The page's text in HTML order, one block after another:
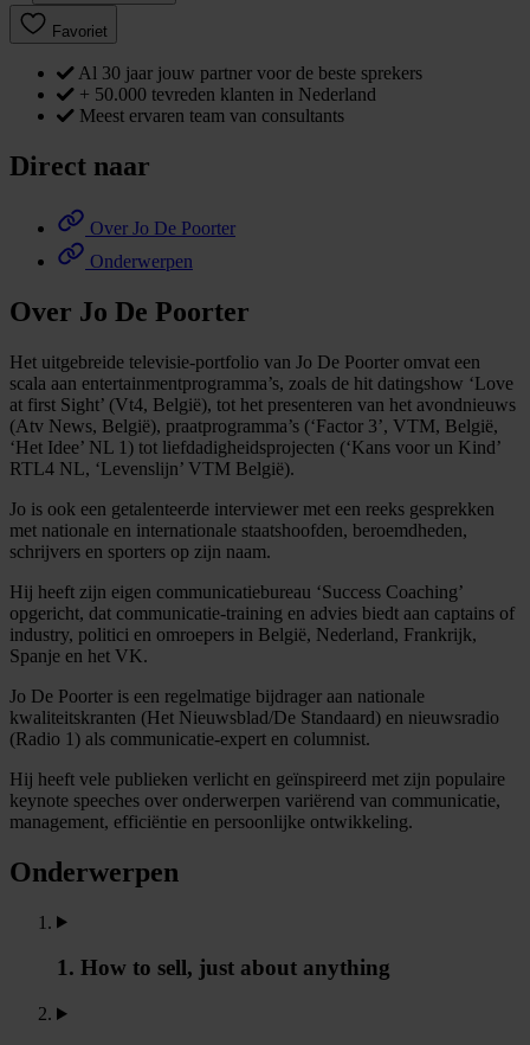
Favoriet
Al 30 jaar jouw partner voor de beste sprekers
+ 50.000 tevreden klanten in Nederland
Meest ervaren team van consultants
Direct naar
Over Jo De Poorter
Onderwerpen
Over Jo De Poorter
Het uitgebreide televisie-portfolio van Jo De Poorter omvat een
scala aan entertainmentprogramma’s, zoals de hit datingshow ‘Love
at first Sight’ (Vt4, België), tot het presenteren van het avondnieuws
(Atv News, België), praatprogramma’s (‘Factor 3’, VTM, België,
‘Het Idee’ NL 1) tot liefdadigheidsprojecten (‘Kans voor un Kind’
RTL4 NL, ‘Levenslijn’ VTM België).
Jo is ook een getalenteerde interviewer met een reeks gesprekken
met nationale en internationale staatshoofden, beroemdheden,
schrijvers en sporters op zijn naam.
Hij heeft zijn eigen communicatiebureau ‘Success Coaching’
opgericht, dat communicatie-training en advies biedt aan captains of
industry, politici en omroepers in België, Nederland, Frankrijk,
Spanje en het VK.
Jo De Poorter is een regelmatige bijdrager aan nationale
kwaliteitskranten (Het Nieuwsblad/De Standaard) en nieuwsradio
(Radio 1) als communicatie-expert en columnist.
Hij heeft vele publieken verlicht en geïnspireerd met zijn populaire
keynote speeches over onderwerpen variërend van communicatie,
management, efficiëntie en persoonlijke ontwikkeling.
Onderwerpen
1. How to sell, just about anything